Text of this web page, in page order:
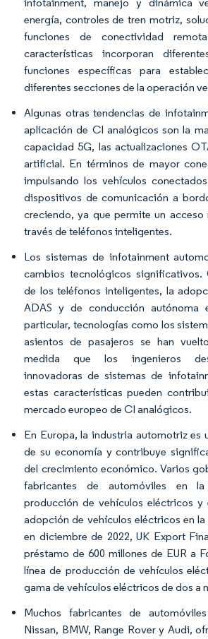
energía, controles de tren motriz,
funciones de conectividad
características incorporan
funciones específicas para
diferentes secciones de la operación
Algunas otras tendencias de
aplicación de CI analógicos son la
capacidad 5G, las actualizaciones
artificial. En términos de mayor
impulsando los vehículos
dispositivos de comunicación a
creciendo, ya que permite un
través de teléfonos inteligentes.
Los sistemas de infotainment
cambios tecnológicos significativos.
de los teléfonos inteligentes, la
ADAS y de conducción autónoma
particular, tecnologías como los
asientos de pasajeros se han
medida que los ingenieros
innovadoras de sistemas de
estas características pueden
mercado europeo de CI analógicos.
En Europa, la industria automotriz es
de su economía y contribuye
del crecimiento económico. Varios
fabricantes de automóviles en
producción de vehículos eléctricos y
adopción de vehículos eléctricos en
en diciembre de 2022, UK Export
préstamo de 600 millones de EUR a
línea de producción de vehículos
gama de vehículos eléctricos de dos a
Muchos fabricantes de
Nissan, BMW, Range Rover y Audi,